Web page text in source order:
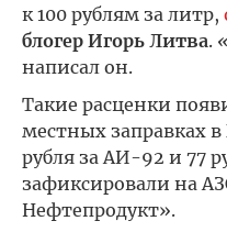
к 100 рублям за литр,
блогер Игорь Литва.
написал он.
Такие расценки
местных заправках
рубля за АИ-92 и 77
зафиксировали на
Нефтепродукт».